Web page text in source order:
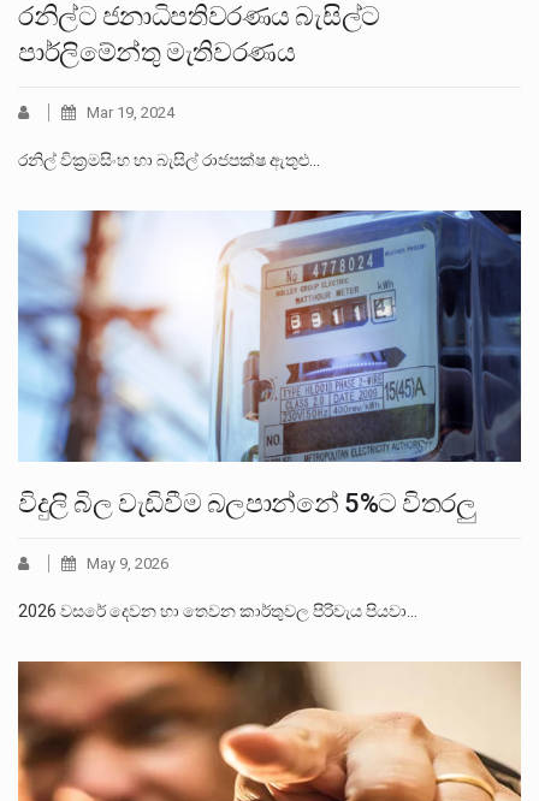
රනිල්ට ජනාධිපතිවරණය බැසිල්ට
පාර්ලිමේන්තු මැතිවරණය
Mar 19, 2024
රනිල් වික්‍රමසිංහ හා බැසිල් රාජපක්ෂ ඇතුළු…
විදුලි බිල වැඩිවීම බලපාන්නේ 5%ට විතරලු
May 9, 2026
2026 වසරේ දෙවන හා තෙවන කාර්තුවල පිරිවැය පියවා…